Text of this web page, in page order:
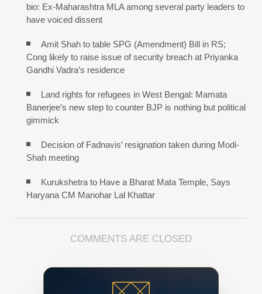
bio: Ex-Maharashtra MLA among several party leaders to
have voiced dissent
Amit Shah to table SPG (Amendment) Bill in RS;
Cong likely to raise issue of security breach at Priyanka
Gandhi Vadra’s residence
Land rights for refugees in West Bengal: Mamata
Banerjee’s new step to counter BJP is nothing but political
gimmick
Decision of Fadnavis’ resignation taken during Modi-
Shah meeting
Kurukshetra to Have a Bharat Mata Temple, Says
Haryana CM Manohar Lal Khattar
COMMENTS ARE CLOSED